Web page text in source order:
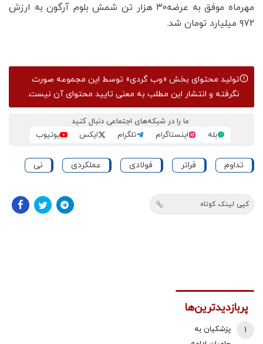
مهرماه موفق به عرضه۳۰ هزار تن شمش بلوم آرگون به ارزش
۹۷۲ میلیارد تومان شد.
تولید محتوای بخش «وب گردی» توسط این مجموعه صورت
نگرفته و انتشار این مطلب به معنی تایید محتوای آن نیست.
ما را در شبکه‌های اجتماعی دنبال کنید
بله
اینستاگرام تلگرام ایکس یوتیوب
تداوم فراتر فولادی عملکردی نی
کپی لینک کوتاه
پربازدیدترین‌ها
پزشکیان به
1